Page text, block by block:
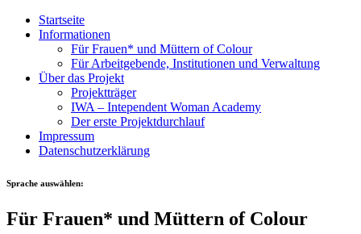
Startseite
Informationen
Für Frauen* und Müttern of Colour
Für Arbeitgebende, Institutionen und Verwaltung
Über das Projekt
Projektträger
IWA – Intependent Woman Academy
Der erste Projektdurchlauf
Impressum
Datenschutzerklärung
Sprache auswählen:
Für Frauen* und Müttern of Colour